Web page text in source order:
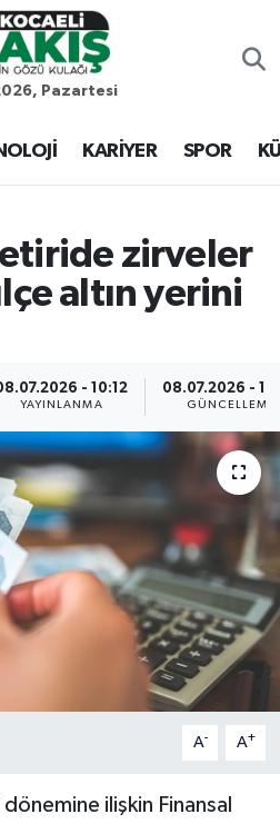
Pazartesi
KARİYER SPOR
zirveler
altın yerini
- 10:12
YAYINLANMA
08.07.2026 -
GÜNCELLEME
A- A+
ilişkin Finansal
ve Fikstür